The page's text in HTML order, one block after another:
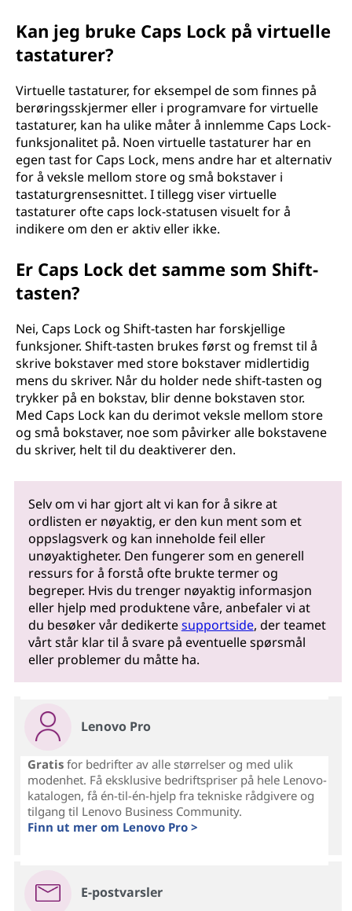
Kan jeg bruke Caps Lock på virtuelle
tastaturer?
Virtuelle tastaturer, for eksempel de som finnes på
berøringsskjermer eller i programvare for virtuelle
tastaturer, kan ha ulike måter å innlemme Caps Lock-
funksjonalitet på. Noen virtuelle tastaturer har en
egen tast for Caps Lock, mens andre har et alternativ
for å veksle mellom store og små bokstaver i
tastaturgrensesnittet. I tillegg viser virtuelle
tastaturer ofte caps lock-statusen visuelt for å
indikere om den er aktiv eller ikke.
Er Caps Lock det samme som Shift-
tasten?
Nei, Caps Lock og Shift-tasten har forskjellige
funksjoner. Shift-tasten brukes først og fremst til å
skrive bokstaver med store bokstaver midlertidig
mens du skriver. Når du holder nede shift-tasten og
trykker på en bokstav, blir denne bokstaven stor.
Med Caps Lock kan du derimot veksle mellom store
og små bokstaver, noe som påvirker alle bokstavene
du skriver, helt til du deaktiverer den.
Selv om vi har gjort alt vi kan for å sikre at
ordlisten er nøyaktig, er den kun ment som et
oppslagsverk og kan inneholde feil eller
unøyaktigheter. Den fungerer som en generell
ressurs for å forstå ofte brukte termer og
begreper. Hvis du trenger nøyaktig informasjon
eller hjelp med produktene våre, anbefaler vi at
du besøker vår dedikertesupportside, der teamet
vårt står klar til å svare på eventuelle spørsmål
eller problemer du måtte ha.
Lenovo Pro
Gratisfor bedrifter av alle størrelser og med ulik
modenhet. Få eksklusive bedriftspriser på hele Lenovo-
katalogen, få én-til-én-hjelp fra tekniske rådgivere og
tilgang til Lenovo Business Community.
Finn ut mer om Lenovo Pro >
E-postvarsler